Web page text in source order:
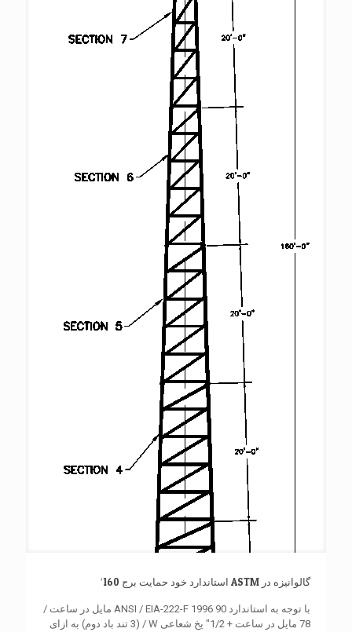
گالوانیزه در ASTM استاندارد خود حمایت برج 160′
با توجه به استاندارد ANSI / EIA-222-F 1996 90 مایل در ساعت /
78 مایل در ساعت + 1/2″ یخ شعاعی W / (3 تند باد دوم) به ازای